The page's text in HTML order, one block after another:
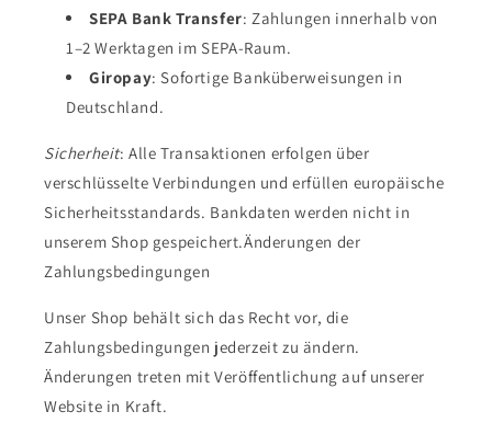
SEPA Bank Transfer: Zahlungen innerhalb von
1–2 Werktagen im SEPA-Raum.
Giropay: Sofortige Banküberweisungen in
Deutschland.
Sicherheit: Alle Transaktionen erfolgen über
verschlüsselte Verbindungen und erfüllen europäische
Sicherheitsstandards. Bankdaten werden nicht in
unserem Shop gespeichert.Änderungen der
Zahlungsbedingungen
Unser Shop behält sich das Recht vor, die
Zahlungsbedingungen jederzeit zu ändern.
Änderungen treten mit Veröffentlichung auf unserer
Website in Kraft.